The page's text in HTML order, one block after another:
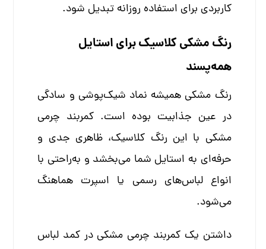
کاربردی برای استفاده روزانه تبدیل شود.
رنگ مشکی کلاسیک برای استایل
همه‌پسند
رنگ مشکی همیشه نماد شیک‌پوشی و سادگی
در عین جذابیت بوده است. کمربند چرمی
مشکی با این رنگ کلاسیک، ظاهری جدی و
حرفه‌ای به استایل شما می‌بخشد و به‌راحتی با
انواع لباس‌های رسمی یا اسپرت هماهنگ
می‌شود.
داشتن یک کمربند چرمی مشکی در کمد لباس